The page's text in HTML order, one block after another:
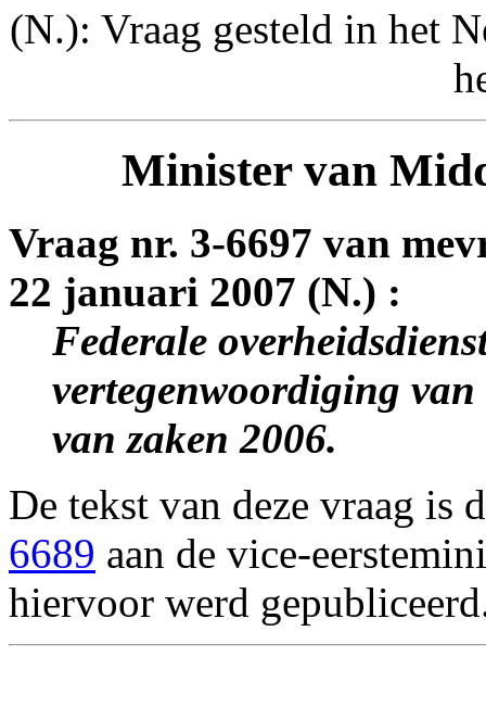
(N.): Vraag gesteld in het
Minister van
Vraag nr. 3-6697 van
22 januari 2007 (N.) :
Federale
vertegenwoordiging
van zaken 2006.
De tekst van deze vraag is
6689 aan de vice-
hiervoor werd